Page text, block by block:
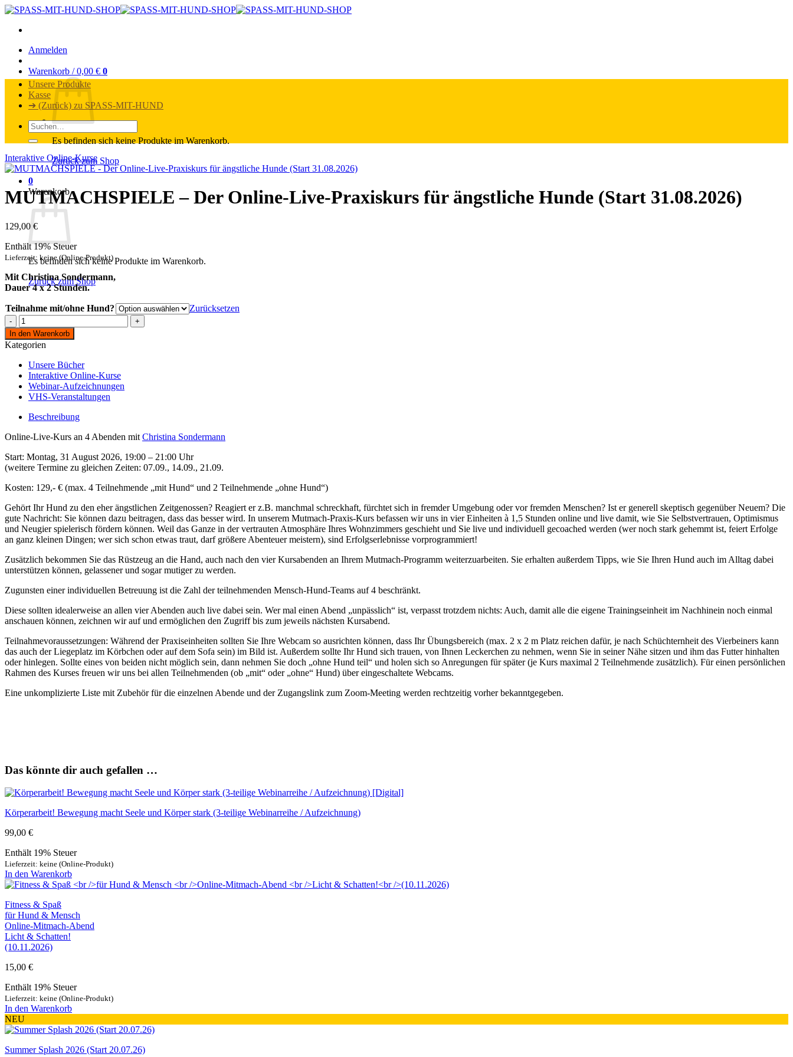
Zum
springen
Anmelden
Warenkorb /0,00 € 0
Es befinden sich keine Produkte im Warenkorb.
Zurück zum Shop
0
Warenkorb
Es befinden sich keine Produkte im Warenkorb.
Zurück zum Shop
Unsere Produkte
Kasse
➔ (Zurück) zu SPASS-MIT-HUND
Suchen
nach:
Interaktive Online-Kurse
MUTMACHSPIELE – Der Online-Live-Praxiskurs für ängstliche Hunde (Start 31.08.2026)
129,00 €
Enthält 19% Steuer
Lieferzeit: keine (Online-Produkt)
Mit Christina Sondermann,
Dauer 4 x 2 Stunden.
Teilnahme mit/ohne Hund?
Zurücksetzen
MUTMACHSPIELE
-
Der
Online-
Live-
Praxiskurs
für
ängstliche
Hunde
(Start
Menge
In den Warenkorb
Kategorien
Unsere Bücher
Interaktive Online-Kurse
Webinar-Aufzeichnungen
VHS-Veranstaltungen
Beschreibung
Online-Live-Kurs an 4 Abenden mit Christina Sondermann
Start: Montag, 31 August 2026, 19:00 – 21:00 Uhr
(weitere Termine zu gleichen Zeiten: 07.09., 14.09., 21.09.
Kosten: 129,- € (max. 4 Teilnehmende „mit Hund“ und 2 Teilnehmende „ohne Hund“)
Gehört Ihr Hund zu den eher ängstlichen Zeitgenossen? Reagiert er z.B. manchmal schreckhaft, fürchtet sich in fremder Umgebung oder vor fremden Menschen? Ist er generell skeptisch gegenüber Neuem? Die
gute Nachricht: Sie können dazu beitragen, dass das besser wird. In unserem Mutmach-Praxis-Kurs befassen wir uns in vier Einheiten à 1,5 Stunden online und live damit, wie Sie Selbstvertrauen, Optimismus
und Neugier spielerisch fördern können. Weil das Ganze in der vertrauten Atmosphäre Ihres Wohnzimmers geschieht und Sie live und individuell gecoached werden (wer noch stark gehemmt ist, feiert Erfolge
an ganz kleinen Dingen; wer sich schon etwas traut, darf größere Abenteuer meistern), sind Erfolgserlebnisse vorprogrammiert!
Zusätzlich bekommen Sie das Rüstzeug an die Hand, auch nach den vier Kursabenden an Ihrem Mutmach-Programm weiterzuarbeiten. Sie erhalten außerdem Tipps, wie Sie Ihren Hund auch im Alltag dabei
unterstützen können, gelassener und sogar mutiger zu werden.
Zugunsten einer individuellen Betreuung ist die Zahl der teilnehmenden Mensch-Hund-Teams auf 4 beschränkt.
Diese sollten idealerweise an allen vier Abenden auch live dabei sein. Wer mal einen Abend „unpässlich“ ist, verpasst trotzdem nichts: Auch, damit alle die eigene Trainingseinheit im Nachhinein noch einmal
anschauen können, zeichnen wir auf und ermöglichen den Zugriff bis zum jeweils nächsten Kursabend.
Teilnahmevoraussetzungen: Während der Praxiseinheiten sollten Sie Ihre Webcam so ausrichten können, dass Ihr Übungsbereich (max. 2 x 2 m Platz reichen dafür, je nach Schüchternheit des Vierbeiners kann
das auch der Liegeplatz im Körbchen oder auf dem Sofa sein) im Bild ist. Außerdem sollte Ihr Hund sich trauen, von Ihnen Leckerchen zu nehmen, wenn Sie in seiner Nähe sitzen und ihm das Futter hinhalten
oder hinlegen. Sollte eines von beiden nicht möglich sein, dann nehmen Sie doch „ohne Hund teil“ und holen sich so Anregungen für später (je Kurs maximal 2 Teilnehmende zusätzlich). Für einen persönlichen
Rahmen des Kurses freuen wir uns bei allen Teilnehmenden (ob „mit“ oder „ohne“ Hund) über eingeschaltete Webcams.
Eine unkomplizierte Liste mit Zubehör für die einzelnen Abende und der Zugangslink zum Zoom-Meeting werden rechtzeitig vorher bekanntgegeben.
Das könnte dir auch gefallen …
Körperarbeit! Bewegung macht Seele und Körper stark (3-teilige Webinarreihe / Aufzeichnung)
99,00 €
Enthält 19% Steuer
Lieferzeit: keine (Online-Produkt)
In den Warenkorb
Fitness & Spaß
für Hund & Mensch
Online-Mitmach-Abend
Licht & Schatten!
(10.11.2026)
15,00 €
Enthält 19% Steuer
Lieferzeit: keine (Online-Produkt)
In den Warenkorb
NEU
Summer Splash 2026 (Start 20.07.26)